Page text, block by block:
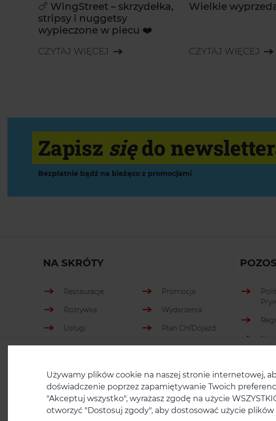
🍗 WingStreet – skrzydełka,
stripsy i nuggetsy
wypieczone w piecu ❤️
CZYTAJ WIĘCEJ
Wielkie
CZYTAJ WIĘCEJ
Zapisz siędo
Bezpłatnie bądź na bieżąco z promocjami
NA SKRÓTY
Restauracje
Rozrywka
Usługi
Sklepy
Promocje
Wydarzenia
Plan CH/Dojazd
Udogodnienia
kontakt
EKO
Używamy plików cookie na naszej stronie internetowej,
doświadczenie poprzez zapamiętywanie Twoich
"Akceptuj wszystko", wyrażasz zgodę na użycie
otworzyć "Dostosuj zgody", aby dostosować użycie